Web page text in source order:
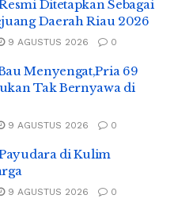
Ditetapkan Sebagai
Daerah Riau 2026
9 AGUSTUS 2026 0
Menyengat,Pria 69
Tak Bernyawa di
9 AGUSTUS 2026 0
di Kulim
9 AGUSTUS 2026 0